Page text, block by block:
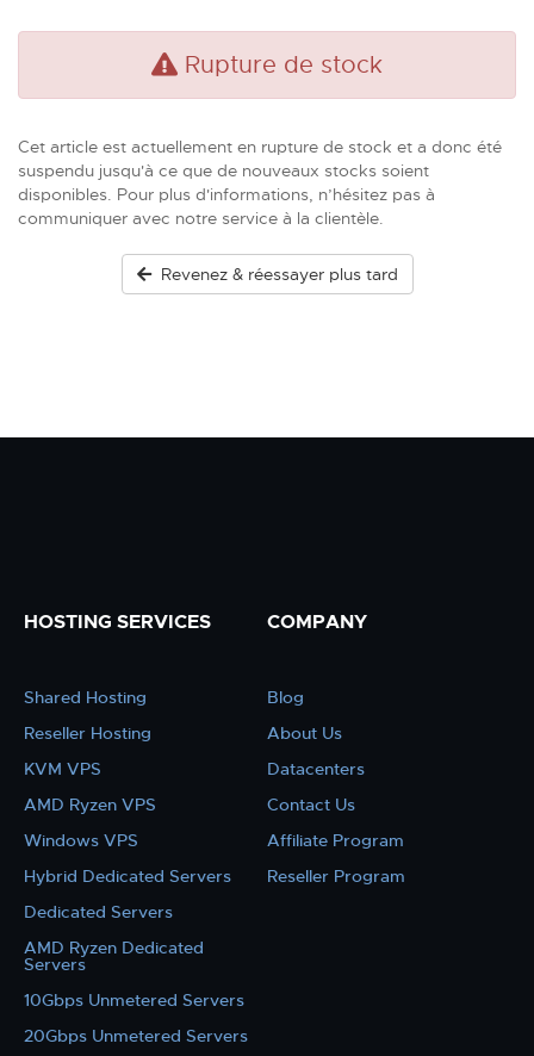
Rupture de stock
Cet article est actuellement en rupture de stock et a donc été
suspendu jusqu'à ce que de nouveaux stocks soient
disponibles. Pour plus d'informations, n’hésitez pas à
communiquer avec notre service à la clientèle.
Revenez & réessayer plus tard
HOSTING SERVICES
Shared Hosting
Reseller Hosting
KVM VPS
AMD Ryzen VPS
Windows VPS
Hybrid Dedicated Servers
Dedicated Servers
AMD Ryzen Dedicated
Servers
10Gbps Unmetered Servers
20Gbps Unmetered Servers
COMPANY
Blog
About Us
Datacenters
Contact Us
Affiliate Program
Reseller Program